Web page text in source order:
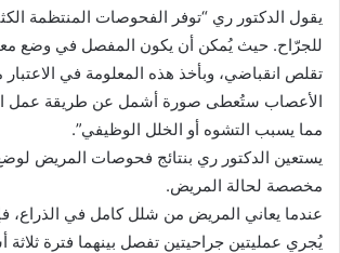
يقول الدكتور ري “توفر الفحوصات المنتظمة
للجرّاح. حيث يُمكن أن يكون المفصل في وضع
تقلص انقباضي، وبأخذ هذه المعلومة في
الأعصاب ستُعطى صورة أشمل عن طريقة عمل
مما يسبب التشوه أو الخلل الوظيفي”.
يستعين الدكتور ري بنتائج فحوصات المريض
مخصصة لحالة المريض.
عندما يعاني المريض من شلل كامل في الذراع،
يُجري عمليتين جراحيتين تفصل بينهما فترة ثلاثة